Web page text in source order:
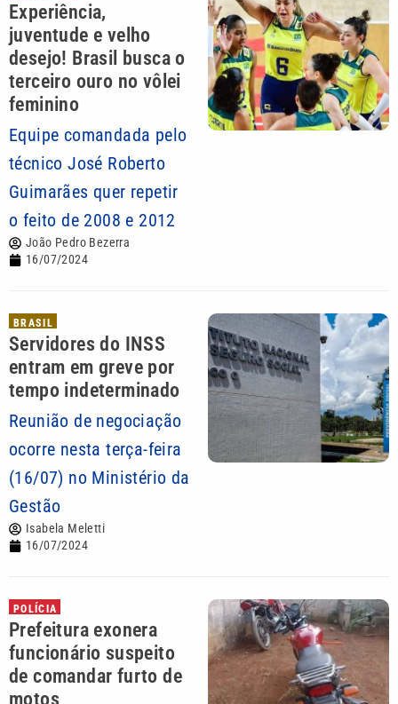
Experiência,
juventude e velho
desejo! Brasil busca o
terceiro ouro no vôlei
feminino
Equipe comandada pelo
técnico José Roberto
Guimarães quer repetir
o feito de 2008 e 2012
João Pedro Bezerra
16/07/2024
BRASIL
Servidores do INSS
entram em greve por
tempo indeterminado
Reunião de negociação
ocorre nesta terça-feira
(16/07) no Ministério da
Gestão
Isabela Meletti
16/07/2024
POLÍCIA
Prefeitura exonera
funcionário suspeito
de comandar furto de
motos